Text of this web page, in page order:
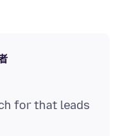
for that leads